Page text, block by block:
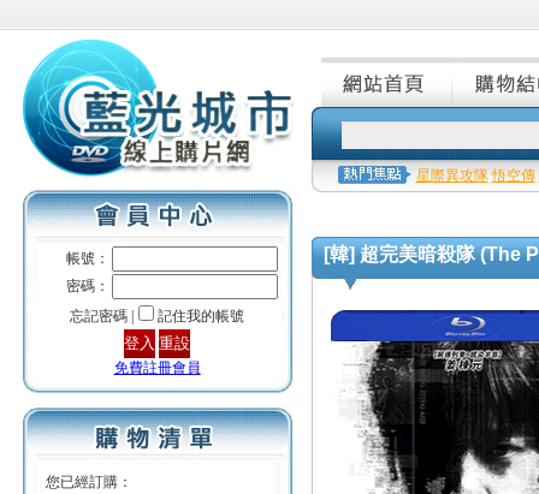
帳號：
密碼：
忘記密碼 |
記住我的帳號
免費註冊會員
您已經訂購：
星際異攻隊 悟空傳
[韓] 超完美暗殺隊 (The